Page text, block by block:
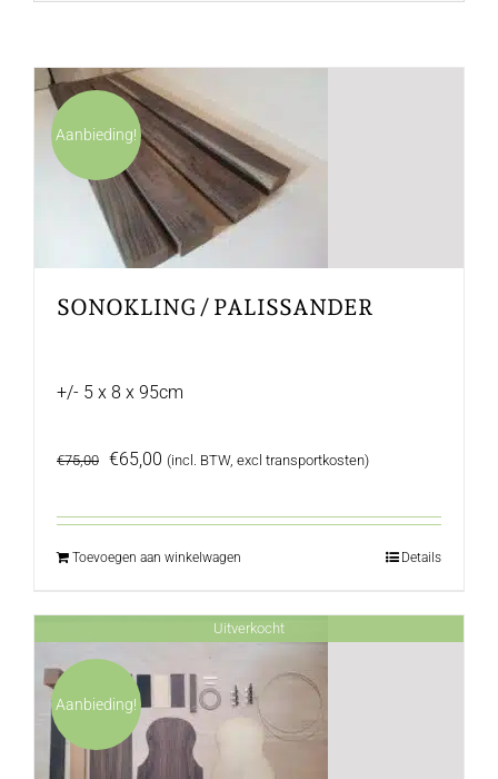
Aanbieding!
SONOKLING / PALISSANDER
+/- 5 x 8 x 95cm
€75,00 Oorspronkelijke
€65,00 Huidige
(incl. BTW, excl transportkosten)
Toevoegen aan winkelwagen Details
Uitverkocht
Aanbieding!